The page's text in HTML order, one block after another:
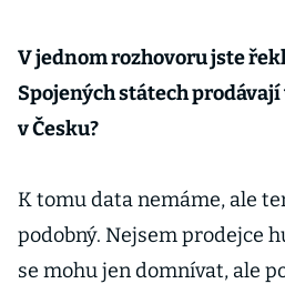
V jednom rozhovoru jste
Spojených státech prodávají
v Česku?
K tomu data nemáme, ale
podobný. Nejsem prodejce
se mohu jen domnívat, ale